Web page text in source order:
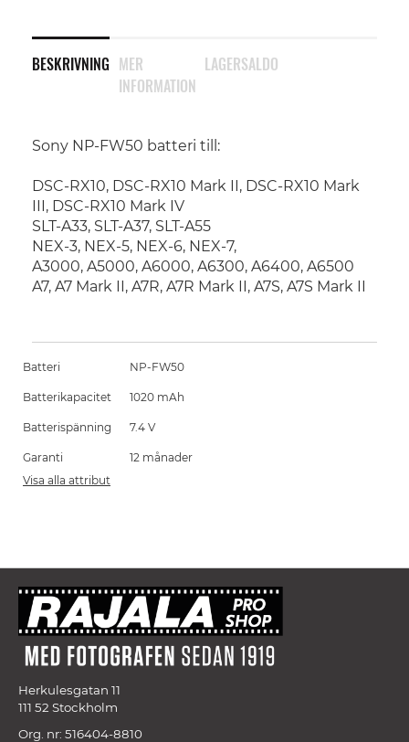
BESKRIVNING
Sony NP-FW50 batteri till:
DSC-RX10, DSC-RX10 Mark II, DSC-RX10 Mark
III, DSC-RX10 Mark IV
SLT-A33, SLT-A37, SLT-A55
NEX-3, NEX-5, NEX-6, NEX-7,
A3000, A5000, A6000, A6300, A6400, A6500
A7, A7 Mark II, A7R, A7R Mark II, A7S, A7S Mark II
MER
INFORMATION
LAGERSALDO
Batteri NP-FW50
Batterikapacitet 1020 mAh
Batterispänning 7.4 V
Garanti
12 månader
Visa alla attribut
Herkulesgatan 11
111 52 Stockholm
Org. nr: 516404-8810